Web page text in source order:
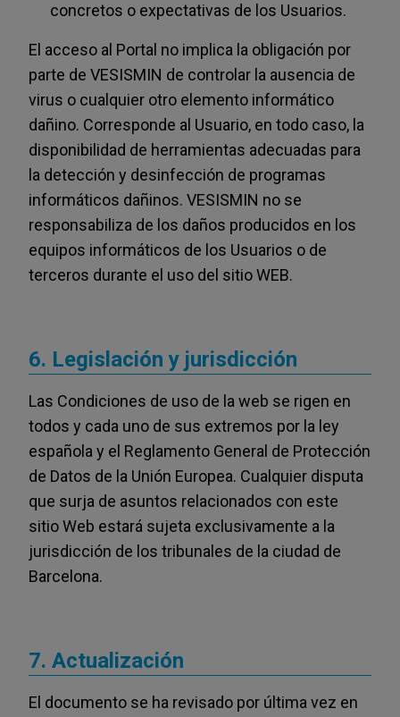
concretos o expectativas de los Usuarios.
El acceso al Portal no implica la obligación por
parte de VESISMIN de controlar la ausencia de
virus o cualquier otro elemento informático
dañino. Corresponde al Usuario, en todo caso, la
disponibilidad de herramientas adecuadas para
la detección y desinfección de programas
informáticos dañinos. VESISMIN no se
responsabiliza de los daños producidos en los
equipos informáticos de los Usuarios o de
terceros durante el uso del sitio WEB.
6. Legislación y jurisdicción
Las Condiciones de uso de la web se rigen en
todos y cada uno de sus extremos por la ley
española y el Reglamento General de Protección
de Datos de la Unión Europea. Cualquier disputa
que surja de asuntos relacionados con este
sitio Web estará sujeta exclusivamente a la
jurisdicción de los tribunales de la ciudad de
Barcelona.
7. Actualización
El documento se ha revisado por última vez en